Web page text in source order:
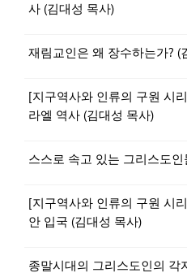
사 (김대성 목사)
재림교인은 왜 장수하는가? (
[지구역사와 인류의 구원 시
라엘 역사 (김대성 목사)
스스로 속고 있는 그리스도
[지구역사와 인류의 구원 시
안 입국 (김대성 목사)
종말시대의 그리스도인의 각